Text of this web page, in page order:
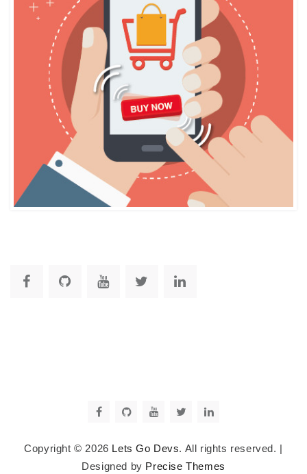
Copyright © 2026 Lets Go Devs. All rights reserved.
Designed by Precise Themes